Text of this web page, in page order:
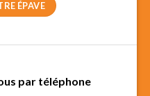
ÉPAVE
par téléphone